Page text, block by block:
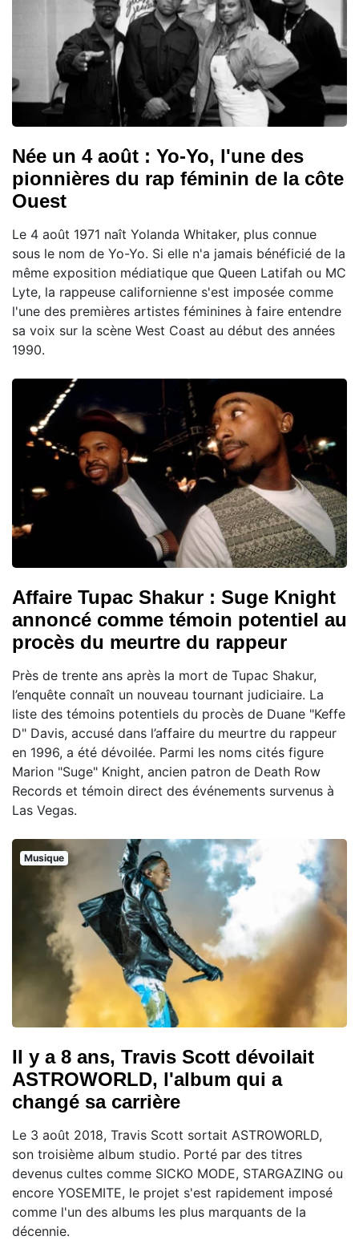
Née un 4 août : Yo-Yo, l'une des
pionnières du rap féminin de la côte
Ouest
Le 4 août 1971 naît Yolanda Whitaker, plus connue
sous le nom de Yo-Yo. Si elle n'a jamais bénéficié de la
même exposition médiatique que Queen Latifah ou MC
Lyte, la rappeuse californienne s'est imposée comme
l'une des premières artistes féminines à faire entendre
sa voix sur la scène West Coast au début des années
1990.
Affaire Tupac Shakur : Suge Knight
annoncé comme témoin potentiel au
procès du meurtre du rappeur
Près de trente ans après la mort de Tupac Shakur,
l’enquête connaît un nouveau tournant judiciaire. La
liste des témoins potentiels du procès de Duane "Keffe
D" Davis, accusé dans l’affaire du meurtre du rappeur
en 1996, a été dévoilée. Parmi les noms cités figure
Marion "Suge" Knight, ancien patron de Death Row
Records et témoin direct des événements survenus à
Las Vegas.
Musique
Il y a 8 ans, Travis Scott dévoilait
ASTROWORLD, l'album qui a
changé sa carrière
Le 3 août 2018, Travis Scott sortait ASTROWORLD,
son troisième album studio. Porté par des titres
devenus cultes comme SICKO MODE, STARGAZING ou
encore YOSEMITE, le projet s'est rapidement imposé
comme l'un des albums les plus marquants de la
décennie.